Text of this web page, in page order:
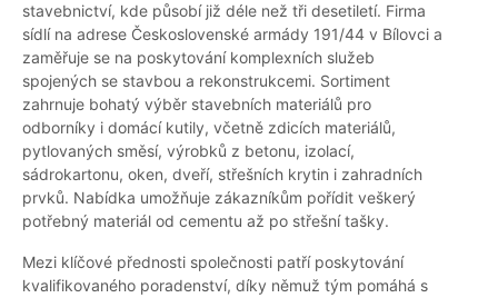
stavebnictví, kde působí již déle než tři desetiletí. Firma
sídlí na adrese Československé armády 191/44 v Bílovci a
zaměřuje se na poskytování komplexních služeb
spojených se stavbou a rekonstrukcemi. Sortiment
zahrnuje bohatý výběr stavebních materiálů pro
odborníky i domácí kutily, včetně zdicích materiálů,
pytlovaných směsí, výrobků z betonu, izolací,
sádrokartonu, oken, dveří, střešních krytin i zahradních
prvků. Nabídka umožňuje zákazníkům pořídit veškerý
potřebný materiál od cementu až po střešní tašky.
Mezi klíčové přednosti společnosti patří poskytování
kvalifikovaného poradenství, díky němuž tým pomáhá s